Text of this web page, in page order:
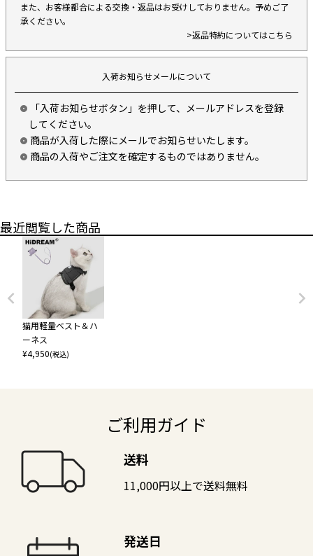
また、お客様都合による交換・返品はお受けしておりません。予めご了
承ください。
>返品特約についてはこちら
入荷お知らせメールについて
「入荷お知らせボタン」を押して、メールアドレスを登録
してください。
商品が入荷した際にメールでお知らせいたします。
商品の入荷やご注文を確定するものではありません。
最近閲覧した商品
猫用軽量ベスト＆ハ
ーネス
¥4,950(税込)
ご利用ガイド
送料
11,000円以上で送料無料
発送日